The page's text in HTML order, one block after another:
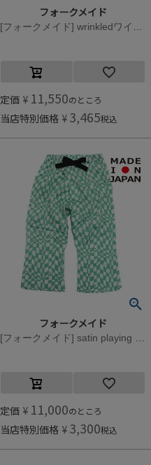
フォークメイド
[フォークメイド] wrinkledワイドパンツ ピンク
定価 ¥ 11,550のところ
当店特別価格 ¥ 3,465税込
フォークメイド
[フォークメイド] satin playing cardパンツ ペパーミント×グリーン
定価 ¥ 11,000のところ
当店特別価格 ¥ 3,300税込